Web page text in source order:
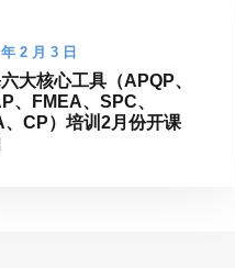
2 月 3 日
大核心工具（APQP、
、FMEA、SPC、
、CP）培训2月份开课